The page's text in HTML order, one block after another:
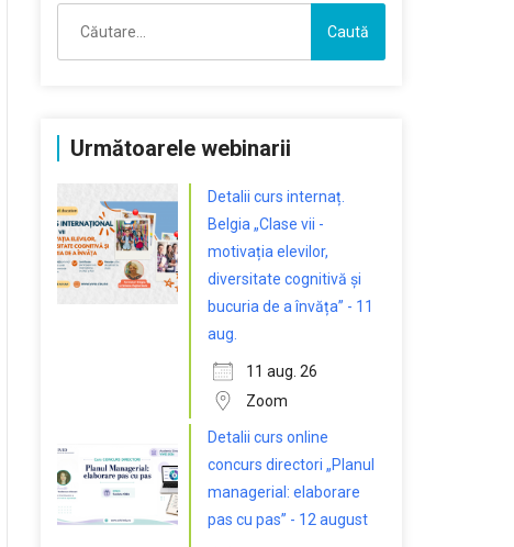
după:
Următoarele webinarii
Detalii curs internaț.
Belgia „Clase vii -
motivația elevilor,
diversitate cognitivă și
bucuria de a învăța” - 11
aug.
11 aug. 26
Zoom
Detalii curs online
concurs directori „Planul
managerial: elaborare
pas cu pas” - 12 august